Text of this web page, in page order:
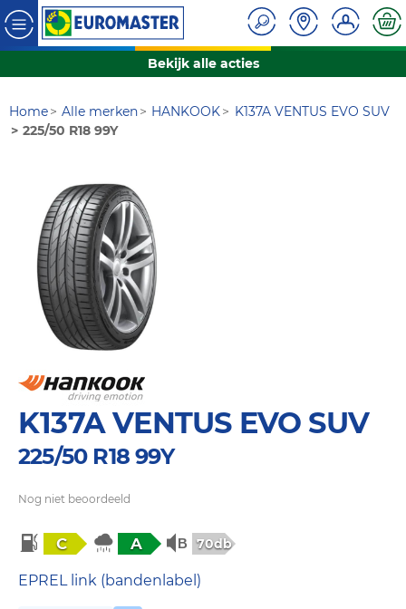
Bekijk alle acties
Home Alle merken HANKOOK
K137A VENTUS EVO SUV
225/50 R18 99Y
K137A VENTUS EVO SUV
225/50 R18 99Y
Nog niet beoordeeld
C A 70db
EPREL link (bandenlabel)